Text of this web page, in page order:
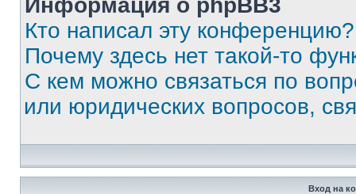
Информация о phpBB3
Кто написал эту конференцию?
Почему здесь нет такой-то
С кем можно связаться по
или юридических вопросов,
Вход на